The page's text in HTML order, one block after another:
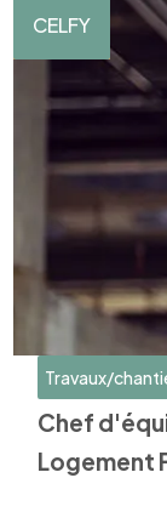
CELFY
Travaux/
Chef
Logement